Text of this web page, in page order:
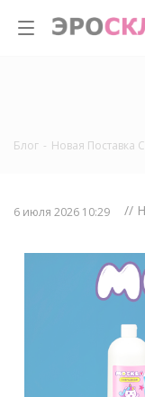
Блог - Новая Поставка
6 июля 2026 10:29 //